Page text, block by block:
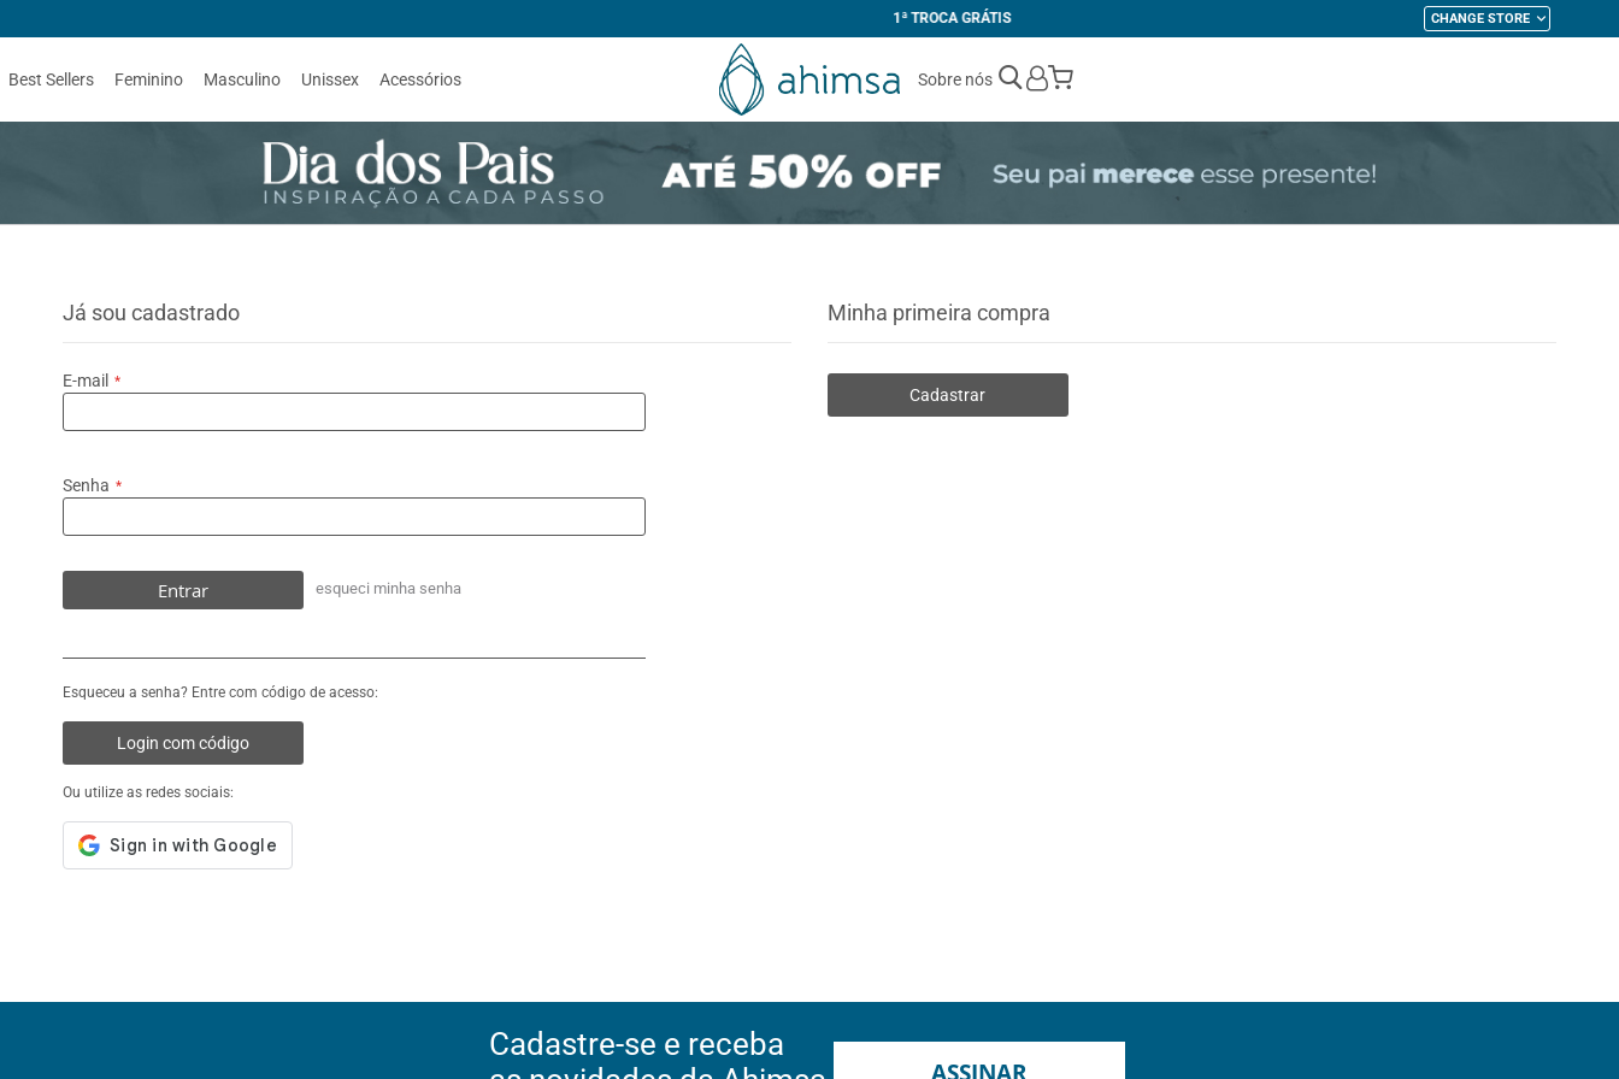
CHANGE STORE
Best Sellers Feminino Masculino Unissex Acessórios Sobre nós
My Cart
Já sou cadastrado
E-mail
Senha
Entrar esqueci minha senha
Esqueceu a senha? Entre com código de acesso:
Login com código
Ou utilize as redes sociais:
Minha primeira compra
Cadastrar
Cadastre-se e receba